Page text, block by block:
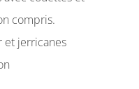
compris.
et jerricanes